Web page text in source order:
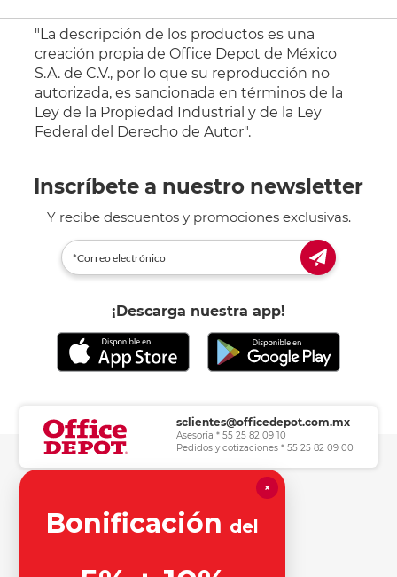
"La descripción de los productos es una
creación propia de Office Depot de México
S.A. de C.V., por lo que su reproducción no
autorizada, es sancionada en términos de la
Ley de la Propiedad Industrial y de la Ley
Federal del Derecho de Autor".
Inscríbete a nuestro newsletter
Y recibe descuentos y promociones exclusivas.
¡Descarga nuestra app!
sclientes@officedepot.com.mx
Asesoría * 55 25 82 09 10
Pedidos y cotizaciones * 55 25 82 09 00
Herramientas de consulta
×
Bonificación del